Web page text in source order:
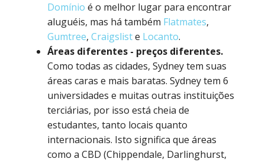
Domínio é o melhor lugar para encontrar
aluguéis, mas há também Flatmates,
Gumtree, Craigsliste Locanto.
Áreas diferentes - preços diferentes.
Como todas as cidades, Sydney tem suas
áreas caras e mais baratas. Sydney tem 6
universidades e muitas outras instituições
terciárias, por isso está cheia de
estudantes, tanto locais quanto
internacionais. Isto significa que áreas
como a CBD (Chippendale, Darlinghurst,